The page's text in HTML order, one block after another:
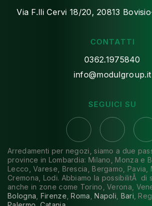
Via F.lli Cervi 18/20, 20813
CONTATTI
0362.1975840
info@modulgroup.it
SEGUICI SU
Arredamenti per negozi, siamo a due
province in Lombardia: Milano, Monza e
Lecco, Varese, Brescia, Bergamo, Pavia,
Cremona, Lodi. Abbiamo la possibilitÃ di
anche in zone come Torino, Verona,
Bologna, Firenze,Roma,Napoli, Bari,